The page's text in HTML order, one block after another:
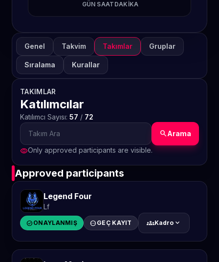
GÜN SAAT DAKIKA
Genel Takvim Takımlar Gruplar
Sıralama Kurallar
TAKIMLAR
Katılımcılar
Katılımcı Sayısı: 57 / 72
searchArama
visibilityOnly approved participants are visible.
Approved participants
Legend Four
Lf
check_circle ONAYLANMIŞ pending GEÇ KAYIT groupsKadroexpand_more